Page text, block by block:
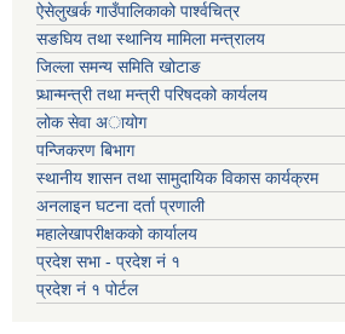
ऐसेलुखर्क गाउँपालिकाको पार्श्वचित्र
सङघिय तथा स्थानिय मामिला मन्त्रालय
जिल्ला समन्य समिति खोटाङ
प्र्धान्मन्त्री तथा मन्त्री परिषदको कार्यलय
लोक सेवा अायोग
पन्जिकरण बिभाग
स्थानीय शासन तथा सामुदायिक विकास कार्यक्रम
अनलाइन घटना दर्ता प्रणाली
महालेखापरीक्षकको कार्यालय
प्रदेश सभा - प्रदेश नं १
प्रदेश नं १ पोर्टल